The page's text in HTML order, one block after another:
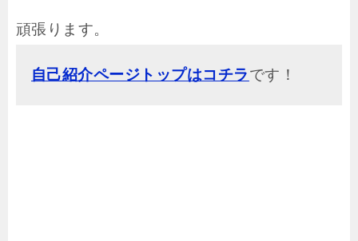
頑張ります。
自己紹介ページトップはコチラです！